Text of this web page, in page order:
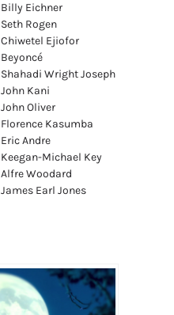
Billy Eichner
Seth Rogen
Chiwetel Ejiofor
Beyoncé
Shahadi Wright Joseph
John Kani
John Oliver
Florence Kasumba
Eric Andre
Keegan-Michael Key
Alfre Woodard
James Earl Jones